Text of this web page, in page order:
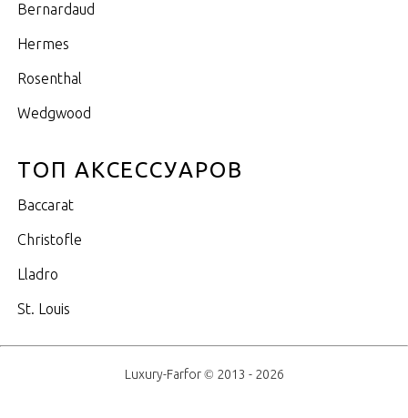
Bernardaud
Hermes
Rosenthal
Wedgwood
ТОП АКСЕССУАРОВ
Baccarat
Christofle
Lladro
St. Louis
Luxury-Farfor © 2013 - 2026